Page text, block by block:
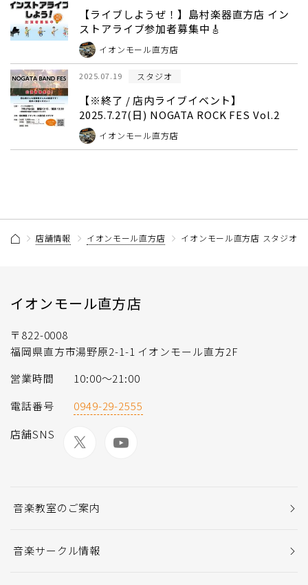
【ライブしようぜ！】島村楽器直方店 イン
ストアライブ参加者募集中🎸
イオンモール直方店
2025.07.19 スタジオ
【※終了 / 店内ライブイベント】
2025.7.27(日) NOGATA ROCK FES Vol.2
イオンモール直方店
店舗情報 イオンモール直方店 イオンモール直方店 スタジオ
イオンモール直方店
〒822-0008
福岡県直方市湯野原2-1-1 イオンモール直方2F
営業時間
10:00～21:00
電話番号
0949-29-2555
店舗SNS
音楽教室のご案内
音楽サークル情報